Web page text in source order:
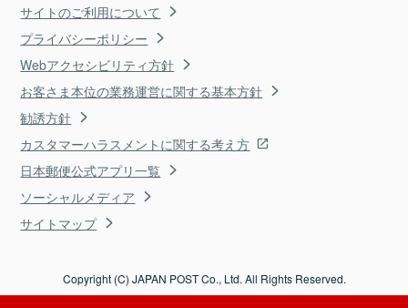
サイトのご利用について
プライバシーポリシー
Webアクセシビリティ方針
お客さま本位の業務運営に関する基本方針
勧誘方針
カスタマーハラスメントに関する考え方
日本郵便公式アプリ一覧
ソーシャルメディア
サイトマップ
Copyright (C) JAPAN POST Co., Ltd. All Rights Reserved.